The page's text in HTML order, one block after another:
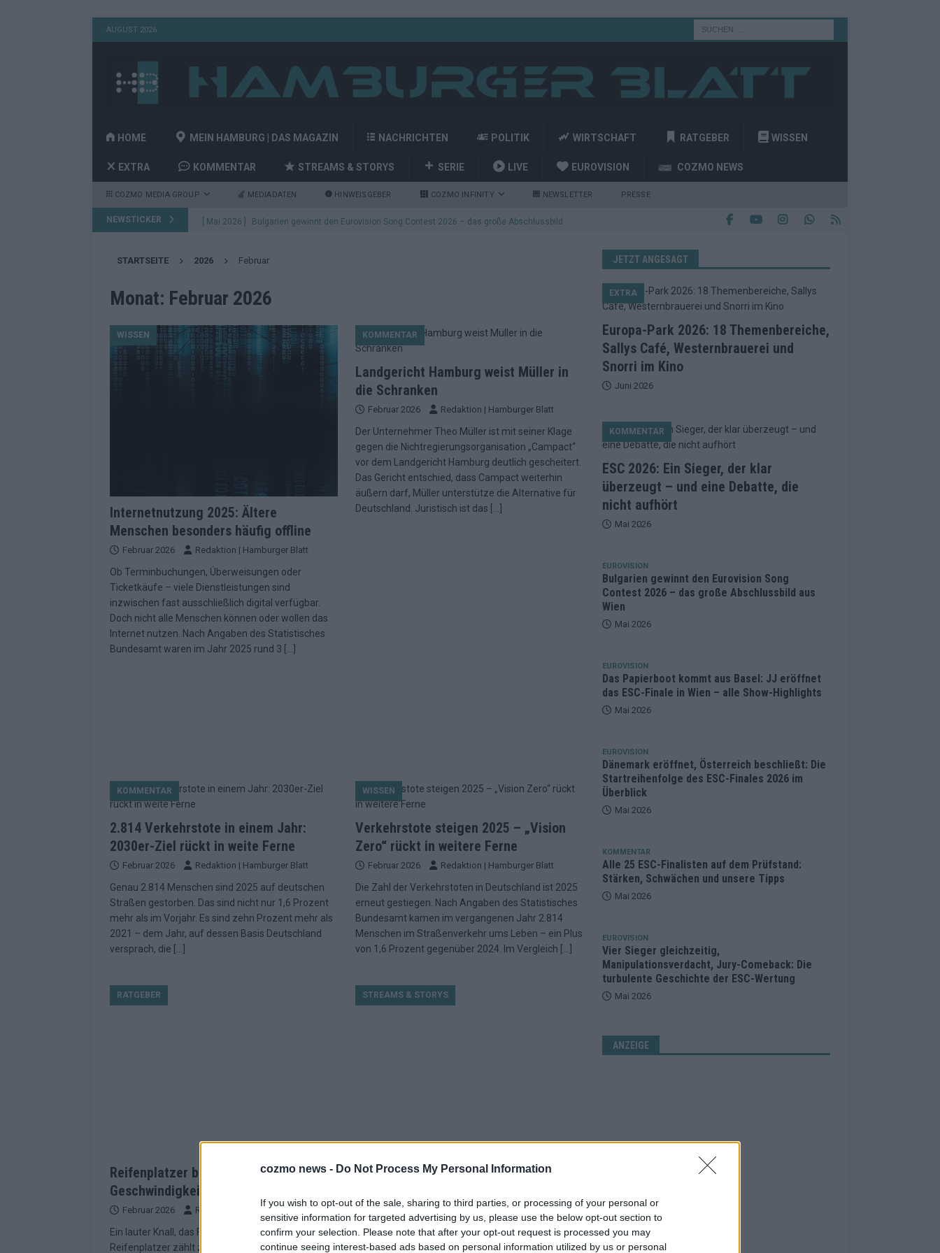
cozmo news - Do Not Process My Personal Information
If you wish to opt-out of the sale, sharing to third parties, or processing of your personal or
sensitive information for targeted advertising by us, please use the below opt-out section to
confirm your selection. Please note that after your opt-out request is processed you may
continue seeing interest-based ads based on personal information utilized by us or personal
AUGUST 2026
HOME MEIN HAMBURG | DAS MAGAZIN NACHRICHTEN POLITIK WIRTSCHAFT RATGEBER WISSEN
EXTRA KOMMENTAR STREAMS & STORYS SERIE LIVE EUROVISION COZMO NEWS
COZMO MEDIA GROUP MEDIADATEN HINWEISGEBER COZMO INFINITY NEWSLETTER PRESSE
NEWSTICKER [ Mai 2026 ] Bulgarien gewinnt den Eurovision Song Contest 2026 – das große Abschlussbild
Highlights EUROVISION
2026 im Überblick EUROVISION
[ Mai 2026 ] Alle 25 ESC-Finalisten auf dem Prüfstand: Stärken, Schwächen und unsere Tipps
Vier Sieger gleichzeitig, Manipulationsverdacht, Jury-Comeback: Die turbulente
EUROVISION
Das Warten hat ein Ende: ESC 2026 – alle 26 Finalteilnehmer für Wien im Überblick
[ Mai 2026 ] „Unknown“ war stark, der Rest war nett: Das zweite ESC-Halbfinale im
redaktionellen Urteil KOMMENTAR
[ Mai 2026 ] ESC-Halbfinale 2 in Zahlen: Wer kommt fast sicher weiter – und wer zittert bis zum
Schluss? EXTRA
[ Juni 2026 ] Europa-Park 2026: 18 Themenbereiche, Sallys Café, Westernbrauerei und Snorri im
Kino EXTRA
[ Mai 2026 ] ESC 2026: Ein Sieger, der klar überzeugt – und eine Debatte, die nicht aufhört
STARTSEITE 2026 Februar
Monat: Februar 2026
WISSEN
Internetnutzung 2025: Ältere
Menschen besonders häufig offline
Februar 2026 Redaktion | Hamburger Blatt
Ob Terminbuchungen, Überweisungen oder
Ticketkäufe – viele Dienstleistungen sind
inzwischen fast ausschließlich digital verfügbar.
Doch nicht alle Menschen können oder wollen das
Internet nutzen. Nach Angaben des Statistisches
Bundesamt waren im Jahr 2025 rund 3
KOMMENTAR
Landgericht Hamburg weist Müller in
die Schranken
Februar 2026 Redaktion | Hamburger Blatt
Der Unternehmer Theo Müller ist mit seiner Klage
gegen die Nichtregierungsorganisation „Campact“
vor dem Landgericht Hamburg deutlich gescheitert.
Das Gericht entschied, dass Campact weiterhin
äußern darf, Müller unterstütze die Alternative für
Deutschland. Juristisch ist das
KOMMENTAR
2.814 Verkehrstote in einem Jahr:
2030er-Ziel rückt in weite Ferne
Februar 2026 Redaktion | Hamburger Blatt
Genau 2.814 Menschen sind 2025 auf deutschen
Straßen gestorben. Das sind nicht nur 1,6 Prozent
mehr als im Vorjahr. Es sind zehn Prozent mehr als
2021 – dem Jahr, auf dessen Basis Deutschland
versprach, die
WISSEN
Verkehrstote steigen 2025 – „Vision
Zero“ rückt in weitere Ferne
Februar 2026 Redaktion | Hamburger Blatt
Die Zahl der Verkehrstoten in Deutschland ist 2025
erneut gestiegen. Nach Angaben des Statistisches
Bundesamt kamen im vergangenen Jahr 2.814
Menschen im Straßenverkehr ums Leben – ein Plus
von 1,6 Prozent gegenüber 2024. Im Vergleich
RATGEBER
Reifenplatzer bei hoher
Geschwindigkeit: Sicherheit geht vor
Februar 2026 Redaktion | Hamburger Blatt
Ein lauter Knall, das Fahrzeug zieht zur Seite – ein
Reifenplatzer zählt zu den gefährlichsten
STREAMS & STORYS
Schwangerschaft bei RTL-
Februar 2026 Redaktion | Hamburger Blatt
Freudige Nachricht aus der Sportredaktion von RTL
Deutschland: Moderatorin Laura Papendick ist
JETZT ANGESAGT
Europa-Park 2026: 18 Themenbereiche,
Sallys Café, Westernbrauerei und
Snorri im Kino
EXTRA
Juni 2026
ESC 2026: Ein Sieger, der klar
überzeugt – und eine Debatte, die
nicht aufhört
KOMMENTAR
Mai 2026
EUROVISION
Bulgarien gewinnt den Eurovision Song
Contest 2026 – das große Abschlussbild aus
Wien
Mai 2026
EUROVISION
Das Papierboot kommt aus Basel: JJ eröffnet
das ESC-Finale in Wien – alle Show-Highlights
Mai 2026
EUROVISION
Dänemark eröffnet, Österreich beschließt: Die
Startreihenfolge des ESC-Finales 2026 im
Überblick
Mai 2026
KOMMENTAR
Alle 25 ESC-Finalisten auf dem Prüfstand:
Stärken, Schwächen und unsere Tipps
Mai 2026
EUROVISION
Vier Sieger gleichzeitig,
Manipulationsverdacht, Jury-Comeback: Die
turbulente Geschichte der ESC-Wertung
Mai 2026
ANZEIGE